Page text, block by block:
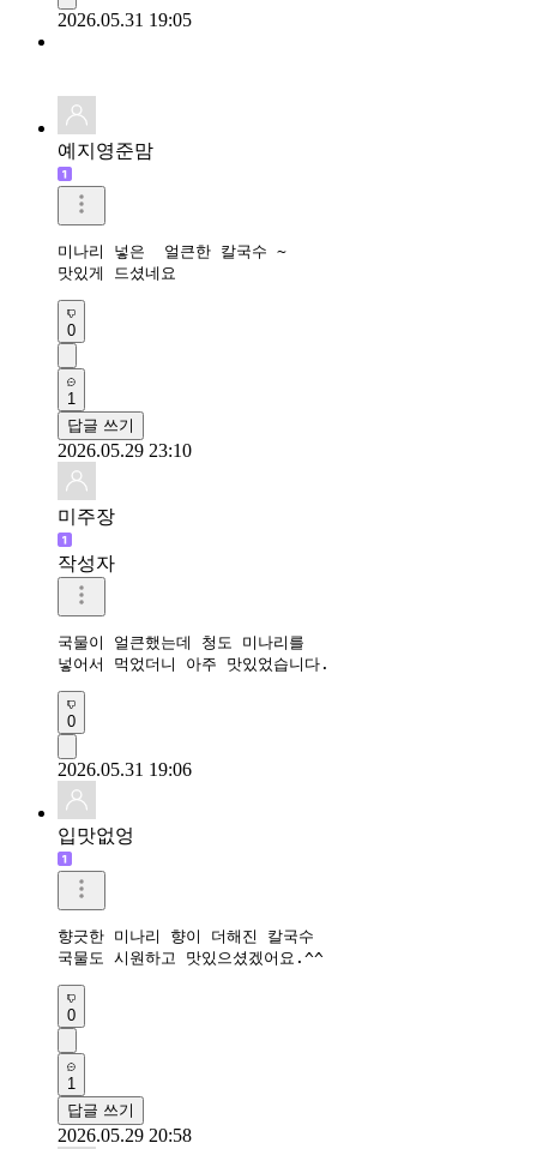
2026.05.31 19:05
예지영준맘
미나리 넣은  얼큰한 칼국수 ~
맛있게 드셨네요
0
1
답글 쓰기
2026.05.29 23:10
미주장
작성자
국물이 얼큰했는데 청도 미나리를
넣어서 먹었더니 아주 맛있었습니다.
0
2026.05.31 19:06
입맛없엉
향긋한 미나리 향이 더해진 칼국수
국물도 시원하고 맛있으셨겠어요.^^
0
1
답글 쓰기
2026.05.29 20:58